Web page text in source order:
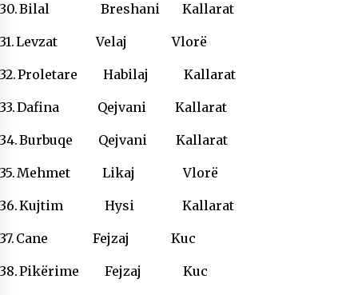
Bilal Breshani Kallarat
Levzat Velaj Vlorë
Proletare Habilaj Kallarat
Dafina Qejvani Kallarat
Burbuqe Qejvani Kallarat
Mehmet Likaj Vlorë
Kujtim Hysi Kallarat
Cane Fejzaj Kuc
Pikërime Fejzaj Kuc